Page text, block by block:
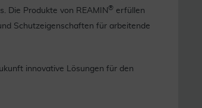
Die Produkte von REAMIN ® erfüllen
Schutzeigenschaften für arbeitende
innovative Lösungen für den